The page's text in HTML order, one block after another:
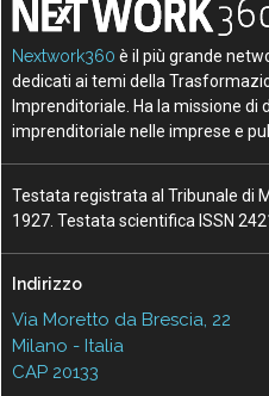
Nextwork360 è il più grande
dedicati ai temi della
Imprenditoriale. Ha la missione
imprenditoriale nelle imprese e
Testata registrata al Tribunale di
1927. Testata scientifica ISSN
Indirizzo
Via Moretto da Brescia, 22
Milano - Italia
CAP 20133